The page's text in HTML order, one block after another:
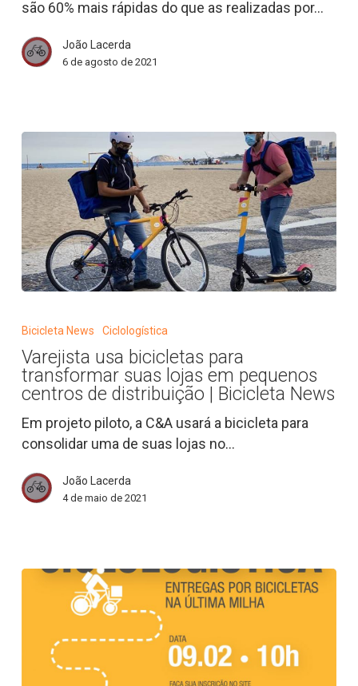
do
vans
são 60% mais rápidas do que as realizadas por…
João Lacerda
6 de agosto de 2021
usa
para
transformar
suas
lojas
em
centros
de
Bicicleta
Bicicleta News Ciclologística
Varejista usa bicicletas para
transformar suas lojas em pequenos
centros de distribuição | Bicicleta News
Em projeto piloto, a C&A usará a bicicleta para
consolidar uma de suas lojas no…
João Lacerda
4 de maio de 2021